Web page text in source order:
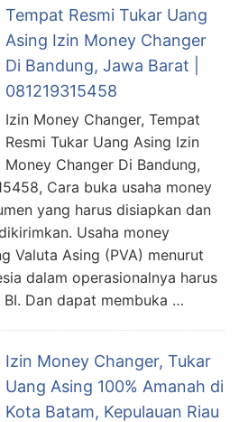
Tempat Resmi Tukar Uang
Asing Izin Money Changer
Di Bandung, Jawa Barat |
081219315458
Izin Money Changer, Tempat
Resmi Tukar Uang Asing Izin
Money Changer Di Bandung,
Cara buka usaha money
yang harus disiapkan dan
Usaha money
Valuta Asing (PVA) menurut
dalam operasionalnya harus
Dan dapat membuka …
Izin Money Changer, Tukar
Uang Asing 100% Amanah di
Kota Batam, Kepulauan Riau